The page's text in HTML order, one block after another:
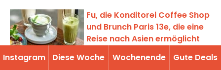
Fu, die Konditorei Coffee Shop
und Brunch Paris 13e, die eine
Reise nach Asien ermöglicht
Konditorei und einen Coffeeshop
Instagram Diese Woche Wochenende Gute Deals